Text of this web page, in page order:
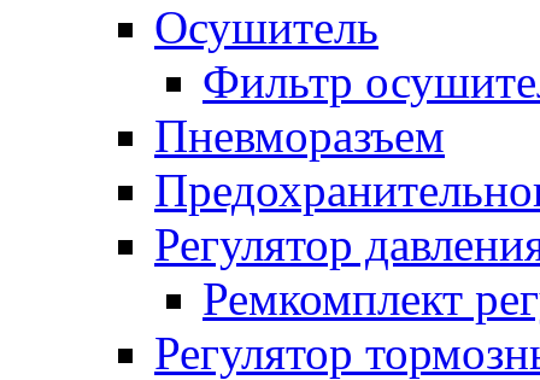
Осушитель
Фильтр
Пневморазъем
Регулятор
Ремкомплект
Регулятор